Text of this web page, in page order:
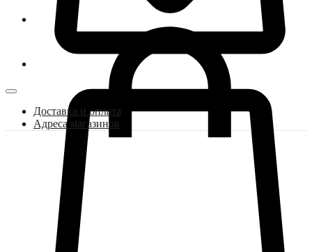
Доставка и оплата
Адреса магазинов